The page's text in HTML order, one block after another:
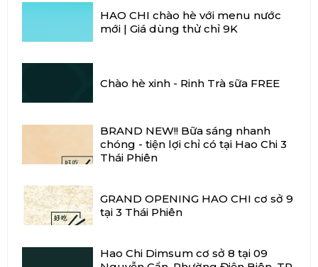
HAO CHI chào hè với menu nước
mới | Giá dùng thử chỉ 9K
Chào hè xinh - Rinh Trà sữa FREE
BRAND NEW!! Bữa sáng nhanh
chóng - tiện lợi chỉ có tại Hao Chi 3
Thái Phiên
GRAND OPENING HAO CHI cơ sở 9
tại 3 Thái Phiên
Hao Chi Dimsum cơ sở 8 tại 09